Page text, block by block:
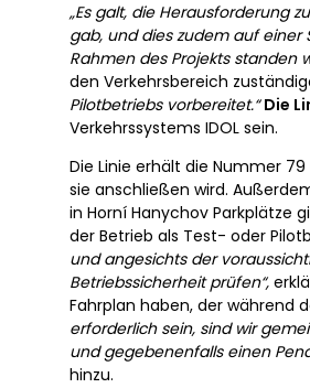
„Es galt, die Herausforderung
gab, und dies zudem auf einer
Rahmen des Projekts standen
den Verkehrsbereich
Pilotbetriebs vorbereitet.“ Die
Verkehrssystems IDOL sein.
Die Linie erhält die Nummer
sie anschließen wird.
in Horní Hanychov Parkplätze
der Betrieb als Test- oder
und angesichts der
Betriebssicherheit prüfen“,
Fahrplan haben, der während
erforderlich sein, sind wir
und gegebenenfalls einen
hinzu.